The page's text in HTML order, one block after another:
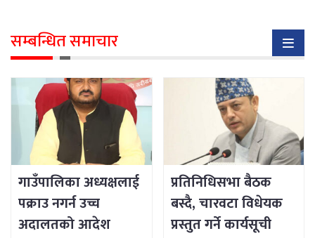
सम्बन्धित समाचार
गाउँपालिका अध्यक्षलाई
पक्राउ नगर्न उच्च
अदालतको आदेश
प्रतिनिधिसभा बैठक
बस्दै, चारवटा विधेयक
प्रस्तुत गर्ने कार्यसूची